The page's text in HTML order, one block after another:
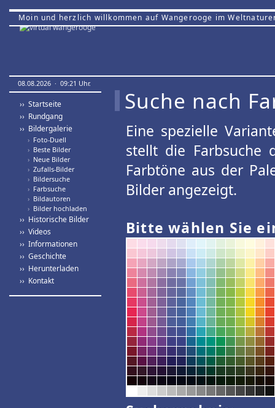
Moin und herzlich willkommen auf Wangerooge im
08.08.2026 · 09:21 Uhr.
›› Startseite
›› Rundgang
›› Bildergalerie
› Foto-Duell
› Beste Bilder
› Neue Bilder
› Zufalls-Bilder
› Bildersuche
› Farbsuche
› Bildautoren
› Bilder hochladen
›› Historische Bilder
›› Videos
›› Informationen
›› Geschichte
›› Herunterladen
›› Kontakt
Suche nach
Eine spezielle
stellt die Farbsuche
Farbtöne aus der
Bilder angezeigt.
Bitte wählen Sie